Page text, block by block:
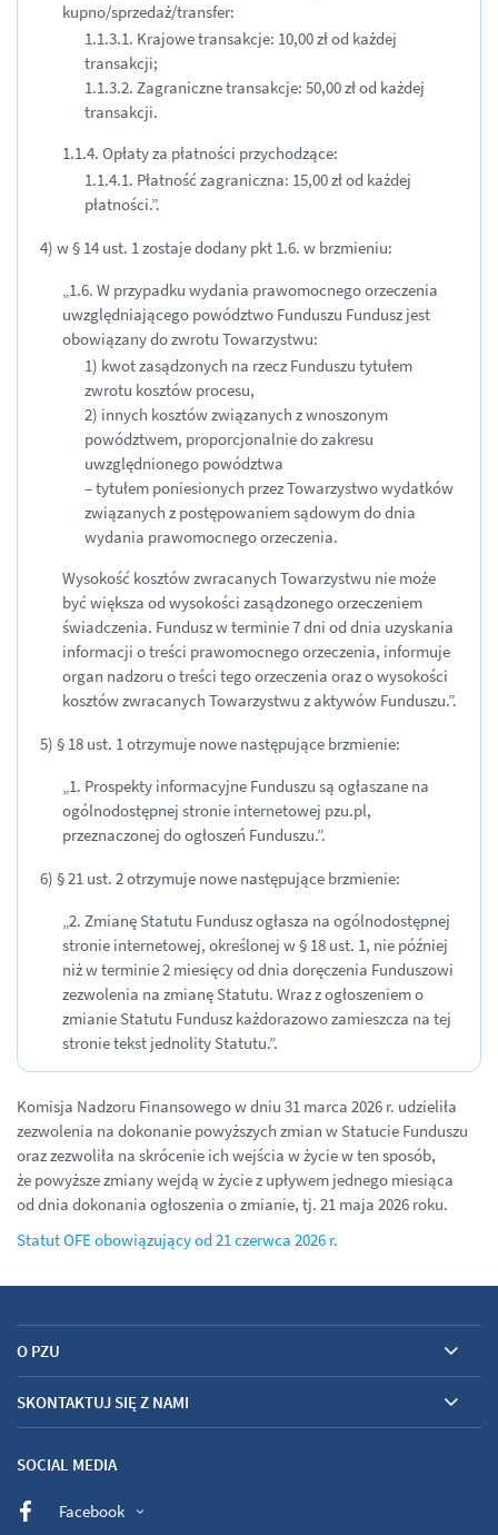
kupno/sprzedaż/transfer:
1.1.3.1. Krajowe transakcje: 10,00 zł od każdej
transakcji;
1.1.3.2. Zagraniczne transakcje: 50,00 zł od każdej
transakcji.
1.1.4. Opłaty za płatności przychodzące:
1.1.4.1. Płatność zagraniczna: 15,00 zł od każdej
płatności.”.
4) w § 14 ust. 1 zostaje dodany pkt 1.6. w brzmieniu:
„1.6. W przypadku wydania prawomocnego orzeczenia
uwzględniającego powództwo Funduszu Fundusz jest
obowiązany do zwrotu Towarzystwu:
1) kwot zasądzonych na rzecz Funduszu tytułem
zwrotu kosztów procesu,
2) innych kosztów związanych z wnoszonym
powództwem, proporcjonalnie do zakresu
uwzględnionego powództwa
– tytułem poniesionych przez Towarzystwo wydatków
związanych z postępowaniem sądowym do dnia
wydania prawomocnego orzeczenia.
Wysokość kosztów zwracanych Towarzystwu nie może
być większa od wysokości zasądzonego orzeczeniem
świadczenia. Fundusz w terminie 7 dni od dnia uzyskania
informacji o treści prawomocnego orzeczenia, informuje
organ nadzoru o treści tego orzeczenia oraz o wysokości
kosztów zwracanych Towarzystwu z aktywów Funduszu.”.
5) § 18 ust. 1 otrzymuje nowe następujące brzmienie:
„1. Prospekty informacyjne Funduszu są ogłaszane na
ogólnodostępnej stronie internetowej pzu.pl,
przeznaczonej do ogłoszeń Funduszu.”.
6) § 21 ust. 2 otrzymuje nowe następujące brzmienie:
„2. Zmianę Statutu Fundusz ogłasza na ogólnodostępnej
stronie internetowej, określonej w § 18 ust. 1, nie później
niż w terminie 2 miesięcy od dnia doręczenia Funduszowi
zezwolenia na zmianę Statutu. Wraz z ogłoszeniem o
zmianie Statutu Fundusz każdorazowo zamieszcza na tej
stronie tekst jednolity Statutu.”.
Komisja Nadzoru Finansowego w dniu 31 marca 2026 r. udzieliła
zezwolenia na dokonanie powyższych zmian w Statucie Funduszu
oraz zezwoliła na skrócenie ich wejścia w życie w ten sposób,
że powyższe zmiany wejdą w życie z upływem jednego miesiąca
od dnia dokonania ogłoszenia o zmianie, tj. 21 maja 2026 roku.
Statut OFE obowiązujący od 21 czerwca 2026 r.
O PZU
SKONTAKTUJ SIĘ Z NAMI
SOCIAL MEDIA
Facebook